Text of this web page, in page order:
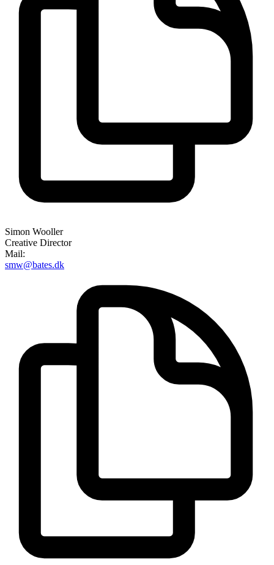
Simon Wooller
Creative Director
Mail:
smw@bates.dk